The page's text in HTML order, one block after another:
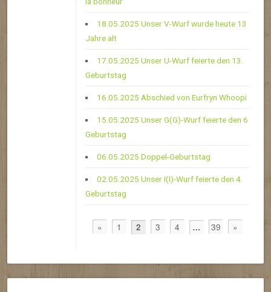
18.05.2025 Unser V-Wurf wurde heute 13
Jahre alt
17.05.2025 Unser U-Wurf feierte den 13.
Geburtstag
16.05.2025 Abschied von Eurfryn Whoopi
15.05.2025 Unser G(G)-Wurf feierte den 6
Geburtstag
06.05.2025 Doppel-Geburtstag
02.05.2025 Unser I(I)-Wurf feierte den 4.
Geburtstag
« 1 2 3 4 … 39 »